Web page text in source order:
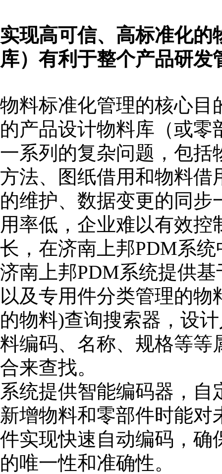
实现高可信、高标准化的
库）有利于整个产品研发
物料标准化管理的核心目
的产品设计物料库（或零
一系列的复杂问题，包括
方法、图纸借用和物料借
的维护、数据变更的同步
用率低，企业难以有效控
长，在济南上邦PDM系
济南上邦PDM系统提供
以及专用件分类管理的物
的物料)查询搜索器，设
料编码、名称、规格等等
合来查找。
系统提供智能编码器，自
新增物料和零部件时能对
件实现快速自动编码，确
的唯一性和准确性。